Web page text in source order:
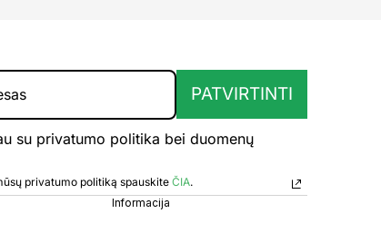
PATVIRTINTI
su privatumo politika bei duomenų
privatumo politiką spauskiteČIA.
Informacija